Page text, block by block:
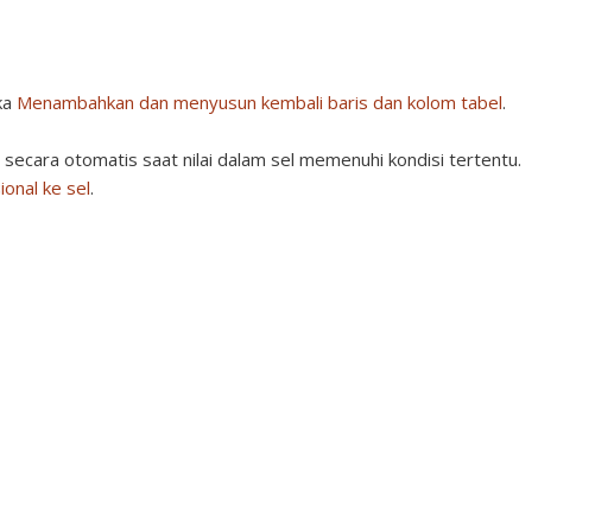
Menambahkan dan menyusun kembali baris dan kolom tabel.
otomatis saat nilai dalam sel memenuhi kondisi tertentu.
ke sel.